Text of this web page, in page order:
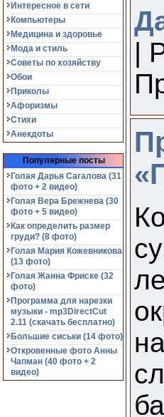
Интересное в сети
Компьютеры
Медицина и здоровье
Мода и стиль
Советы по хозяйству
Обои
Приколы
Афоризмы
Стихи
Анекдоты
Популярные посты
Голая Дарья Сагалова (31
фото + 2 видео)
Голая Вера Брежнева (30
фото + 5 видео)
Как определить размер
груди? (8 фото)
Голая Мария Кожевникова
(13 фото)
Голая Жанна Фриске (32
фото)
Программа для нарезки
музыки - mp3DirectCut
2.11 (cкачать бесплатно)
Большие сиськи (14 фото)
Откровенные фото Анны
Чапман (40 фото + 2
видео)
|